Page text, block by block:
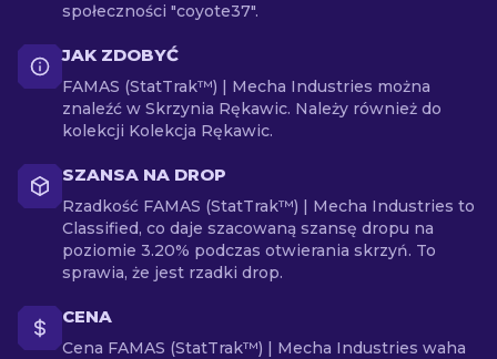
społeczności "coyote37".
JAK ZDOBYĆ
FAMAS (StatTrak™) | Mecha Industries można
znaleźć w Skrzynia Rękawic. Należy również do
kolekcji Kolekcja Rękawic.
SZANSA NA DROP
Rzadkość FAMAS (StatTrak™) | Mecha Industries to
Classified, co daje szacowaną szansę dropu na
poziomie 3.20% podczas otwierania skrzyń. To
sprawia, że jest rzadki drop.
CENA
Cena FAMAS (StatTrak™) | Mecha Industries waha